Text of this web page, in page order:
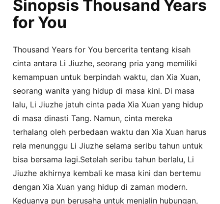
Sinopsis Thousand Years
for You
Thousand Years for You bercerita tentang kisah
cinta antara Li Jiuzhe, seorang pria yang memiliki
kemampuan untuk berpindah waktu, dan Xia Xuan,
seorang wanita yang hidup di masa kini. Di masa
lalu, Li Jiuzhe jatuh cinta pada Xia Xuan yang hidup
di masa dinasti Tang. Namun, cinta mereka
terhalang oleh perbedaan waktu dan Xia Xuan harus
rela menunggu Li Jiuzhe selama seribu tahun untuk
bisa bersama lagi.Setelah seribu tahun berlalu, Li
Jiuzhe akhirnya kembali ke masa kini dan bertemu
dengan Xia Xuan yang hidup di zaman modern.
Keduanya pun berusaha untuk menjalin hubungan,